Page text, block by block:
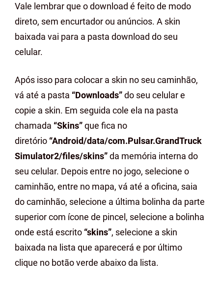
Vale lembrar que o download é feito de modo
direto, sem encurtador ou anúncios. A skin
baixada vai para a pasta download do seu
celular.
Após isso para colocar a skin no seu caminhão,
vá até a pasta “Downloads”do seu celular e
copie a skin. Em seguida cole ela na pasta
chamada “Skins”que fica no
diretório “Android/data/com.Pulsar.GrandTruck
Simulator2/files/skins”da memória interna do
seu celular. Depois entre no jogo, selecione o
caminhão, entre no mapa, vá até a oficina, saia
do caminhão, selecione a última bolinha da parte
superior com ícone de pincel, selecione a bolinha
onde está escrito “skins”, selecione a skin
baixada na lista que aparecerá e por último
clique no botão verde abaixo da lista.